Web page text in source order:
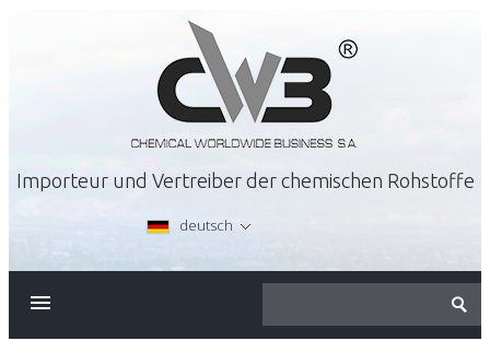
Importeur und Vertreiber der chemischen Rohstoffe
deutsch